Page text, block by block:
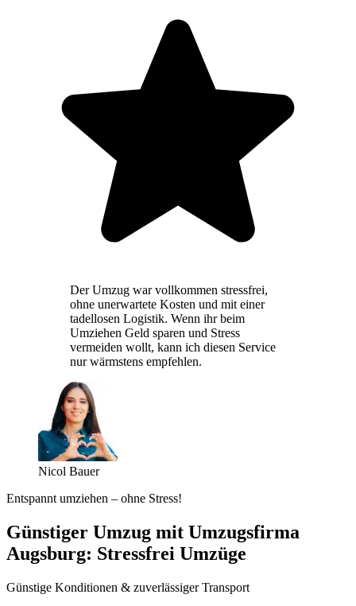
Der Umzug war vollkommen stressfrei,
ohne unerwartete Kosten und mit einer
tadellosen Logistik. Wenn ihr beim
Umziehen Geld sparen und Stress
vermeiden wollt, kann ich diesen Service
nur wärmstens empfehlen.
Nicol Bauer
Entspannt umziehen – ohne Stress!
Günstiger Umzug mit Umzugsfirma
Augsburg: Stressfrei Umzüge
Günstige Konditionen & zuverlässiger Transport